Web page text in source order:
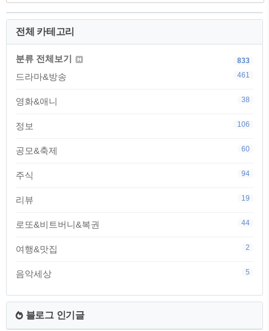
전체 카테고리
분류 전체보기 833
드라마&방송 461
영화&애니 38
정보 106
공모&축제 60
주식 94
리뷰 19
로또&비트버니&복권 44
여행&맛집 2
음악세상 5
블로그 인기글